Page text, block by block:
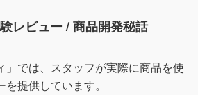
レビュー / 商品開発秘話
」では、スタッフが実際に商品を使
提供しています。